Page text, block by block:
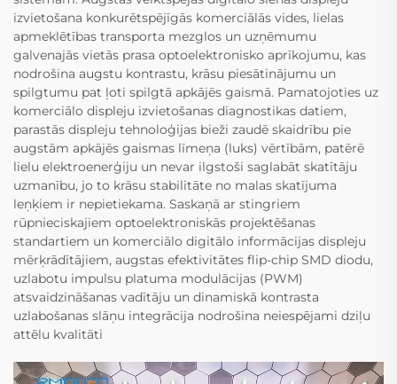
izvietošana konkurētspējīgās komerciālās vides, lielas
apmeklētības transporta mezglos un uzņēmumu
galvenajās vietās prasa optoelektronisko aprīkojumu, kas
nodrošina augstu kontrastu, krāsu piesātinājumu un
spilgtumu pat ļoti spilgtā apkājēs gaismā. Pamatojoties uz
komerciālo displeju izvietošanas diagnostikas datiem,
parastās displeju tehnoloģijas bieži zaudē skaidrību pie
augstām apkājēs gaismas līmeņa (luks) vērtībām, patērē
lielu elektroenerģiju un nevar ilgstoši saglabāt skatītāju
uzmanību, jo to krāsu stabilitāte no malas skatījuma
leņķiem ir nepietiekama. Saskaņā ar stingriem
rūpnieciskajiem optoelektroniskās projektēšanas
standartiem un komerciālo digitālo informācijas displeju
mērķrādītājiem, augstas efektivitātes flip-chip SMD diodu,
uzlabotu impulsu platuma modulācijas (PWM)
atsvaidzināšanas vadītāju un dinamiskā kontrasta
uzlabošanas slāņu integrācija nodrošina neiespējami dziļu
attēlu kvalitāti